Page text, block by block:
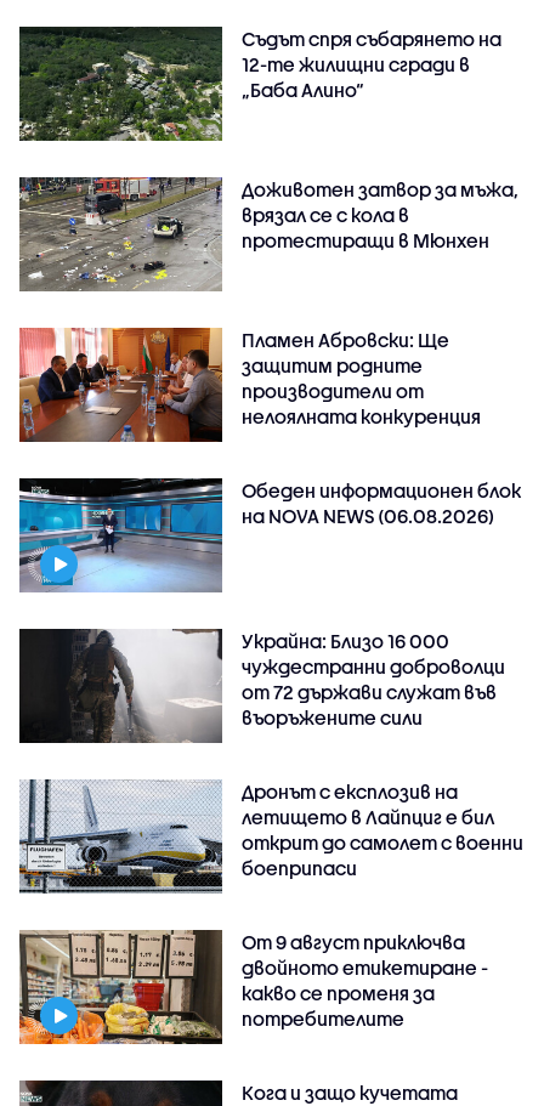
Съдът спря събарянето на
12-те жилищни сгради в
„Баба Алино“
Доживотен затвор за мъжа,
врязал се с кола в
протестиращи в Мюнхен
Пламен Абровски: Ще
защитим родните
производители от
нелоялната конкуренция
Обеден информационен блок
на NOVA NEWS (06.08.2026)
Украйна: Близо 16 000
чуждестранни доброволци
от 72 държави служат във
въоръжените сили
Дронът с експлозив на
летището в Лайпциг е бил
открит до самолет с военни
боеприпаси
От 9 август приключва
двойното етикетиране -
какво се променя за
потребителите
Кога и защо кучетата